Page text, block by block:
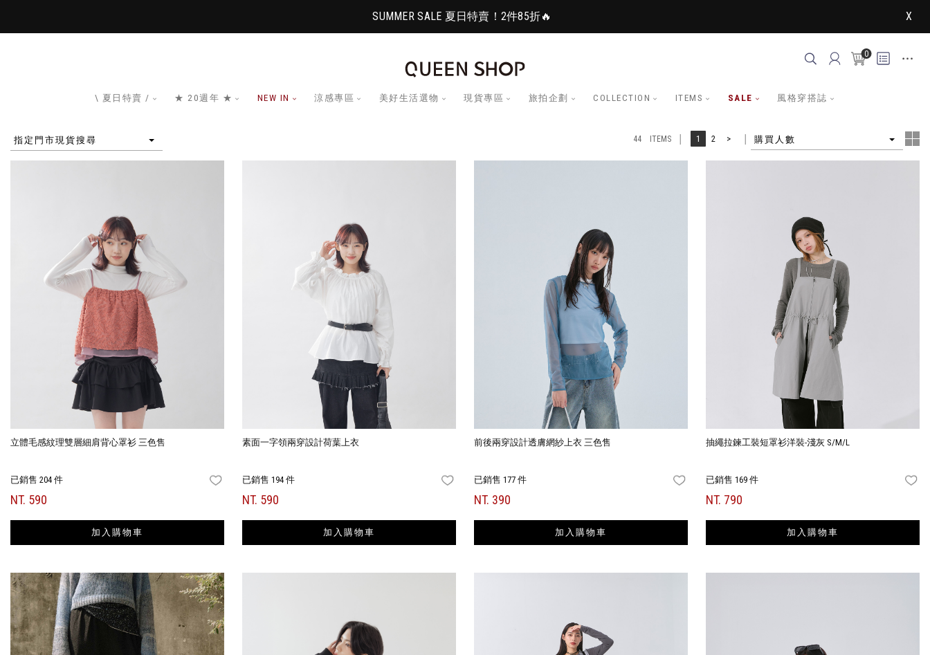
SUMMER SALE 夏日特賣！2件85折🔥 X
0
\ 夏日特賣 / ★ 20週年 ★ NEW IN 涼感專區 美好生活選物 現貨專區 旅拍企劃 COLLECTION ITEMS SALE 風格穿搭誌
指定門市現貨搜尋 44 ITEMS 1 2 > 購買人數
立體毛感紋理雙層細肩背心罩衫 三色售
已銷售 204 件 FAVORITES
NT. 590
加入購物車
素面一字領兩穿設計荷葉上衣
已銷售 194 件 FAVORITES
NT. 590
加入購物車
前後兩穿設計透膚網紗上衣 三色售
已銷售 177 件 FAVORITES
NT. 390
加入購物車
抽繩拉鍊工裝短罩衫洋裝-淺灰 S/M/L
已銷售 169 件
NT. 790
加入購物車